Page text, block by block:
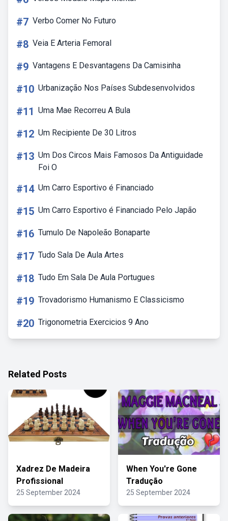
#7 Verbo Comer No Futuro
#8 Veia E Arteria Femoral
#9 Vantagens E Desvantagens Da Camisinha
#10 Urbanização Nos Países Subdesenvolvidos
#11 Uma Mae Recorreu A Bula
#12 Um Recipiente De 30 Litros
#13 Um Dos Circos Mais Famosos Da Antiguidade
Foi O
#14 Um Carro Esportivo é Financiado
#15 Um Carro Esportivo é Financiado Pelo Japão
#16 Tumulo De Napoleão Bonaparte
#17 Tudo Sala De Aula Artes
#18 Tudo Em Sala De Aula Portugues
#19 Trovadorismo Humanismo E Classicismo
#20 Trigonometria Exercicios 9 Ano
Related Posts
Xadrez De Madeira
Profissional
25 September 2024
When You're Gone
Tradução
25 September 2024